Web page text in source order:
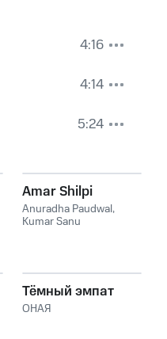
4:16
4:14
5:24
Amar Shilpi
Anuradha Paudwal,
Kumar Sanu
Тёмный эмпат
ОНАЯ